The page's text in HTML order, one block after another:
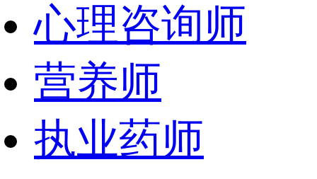
心理咨询师
营养师
执业药师